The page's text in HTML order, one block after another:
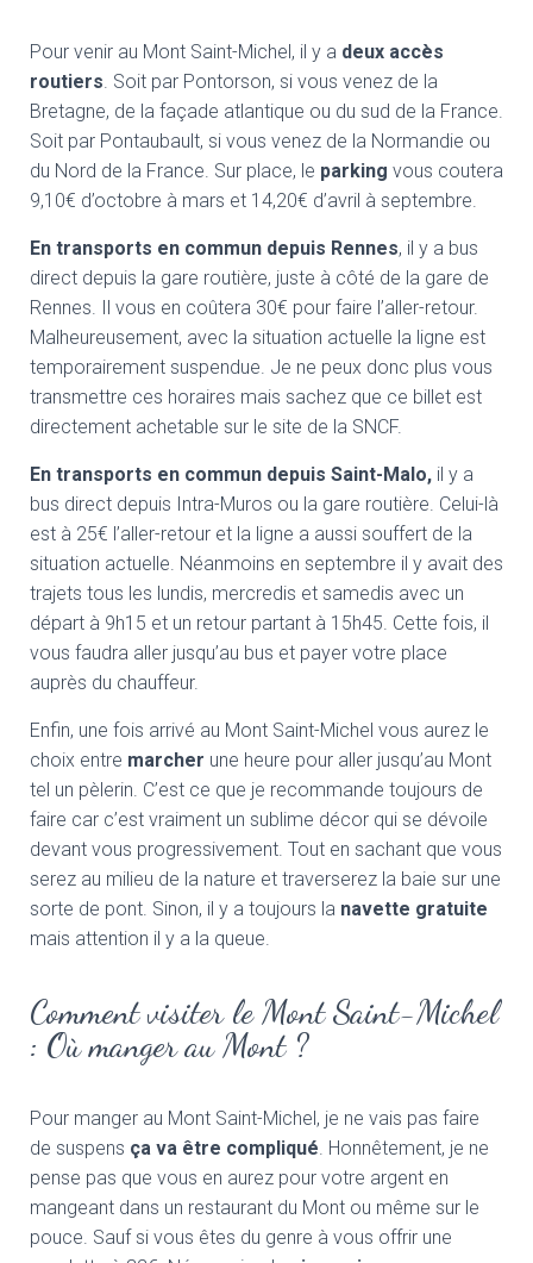
Pour venir au Mont Saint-Michel, il y a deux accès
routiers. Soit par Pontorson, si vous venez de la
Bretagne, de la façade atlantique ou du sud de la France.
Soit par Pontaubault, si vous venez de la Normandie ou
du Nord de la France. Sur place, le parking vous coutera
9,10€ d’octobre à mars et 14,20€ d’avril à septembre.
En transports en commun depuis Rennes, il y a bus
direct depuis la gare routière, juste à côté de la gare de
Rennes. Il vous en coûtera 30€ pour faire l’aller-retour.
Malheureusement, avec la situation actuelle la ligne est
temporairement suspendue. Je ne peux donc plus vous
transmettre ces horaires mais sachez que ce billet est
directement achetable sur le site de la SNCF.
En transports en commun depuis Saint-Malo, il y a
bus direct depuis Intra-Muros ou la gare routière. Celui-là
est à 25€ l’aller-retour et la ligne a aussi souffert de la
situation actuelle. Néanmoins en septembre il y avait des
trajets tous les lundis, mercredis et samedis avec un
départ à 9h15 et un retour partant à 15h45. Cette fois, il
vous faudra aller jusqu’au bus et payer votre place
auprès du chauffeur.
Enfin, une fois arrivé au Mont Saint-Michel vous aurez le
choix entre marcher une heure pour aller jusqu’au Mont
tel un pèlerin. C’est ce que je recommande toujours de
faire car c’est vraiment un sublime décor qui se dévoile
devant vous progressivement. Tout en sachant que vous
serez au milieu de la nature et traverserez la baie sur une
sorte de pont. Sinon, il y a toujours la navette gratuite
mais attention il y a la queue.
Comment visiter le Mont Saint-Michel
: Où manger au Mont ?
Pour manger au Mont Saint-Michel, je ne vais pas faire
de suspens ça va être compliqué. Honnêtement, je ne
pense pas que vous en aurez pour votre argent en
mangeant dans un restaurant du Mont ou même sur le
pouce. Sauf si vous êtes du genre à vous offrir une